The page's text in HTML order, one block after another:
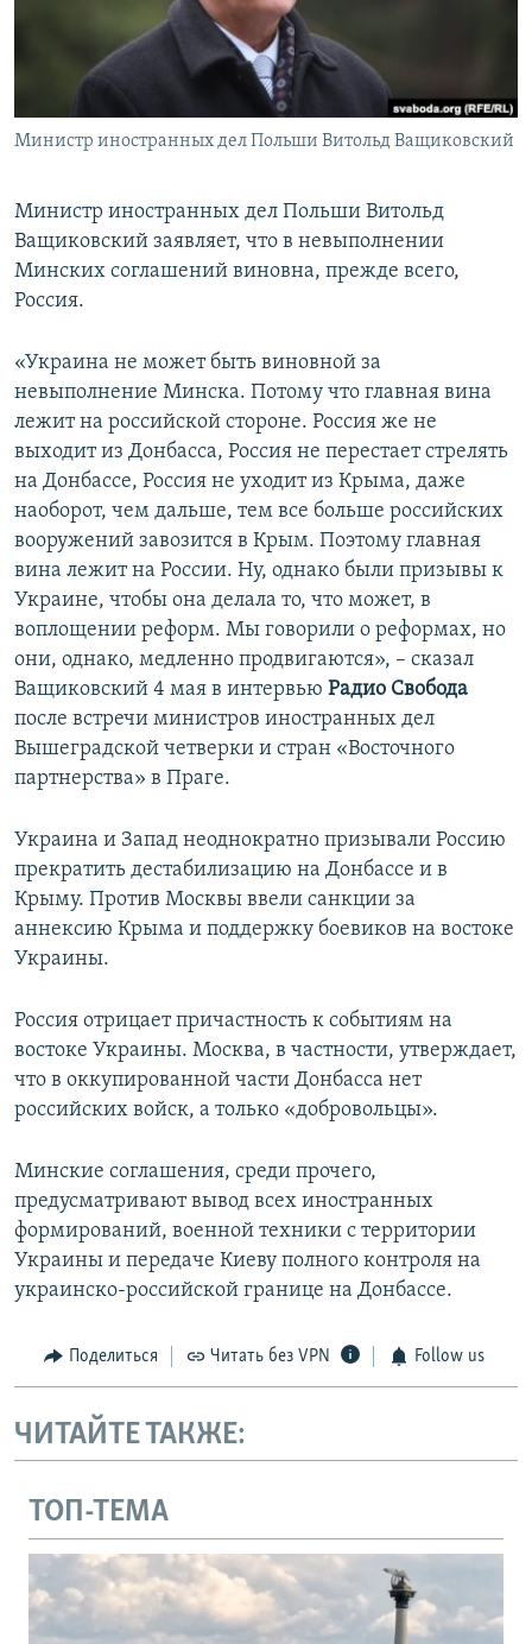
ПОБЕДИТЕЛЕЙ НЕ СУДЯТ?
КРЫМ.НЕПОКОРЕННЫЙ
УКРАИНСКАЯ ПРОБЛЕМА КРЫМА
ПРИСОЕДИНЯЙТЕСЬ!
Министр иностранных дел Польши Витольд Ващиковский
Министр иностранных дел Польши Витольд
Ващиковский заявляет, что в невыполнении
Минских соглашений виновна, прежде всего,
Россия.
«Украина не может быть виновной за
невыполнение Минска. Потому что главная вина
лежит на российской стороне. Россия же не
выходит из Донбасса, Россия не перестает стрелять
на Донбассе, Россия не уходит из Крыма, даже
наоборот, чем дальше, тем все больше российских
вооружений завозится в Крым. Поэтому главная
вина лежит на России. Ну, однако были призывы к
Украине, чтобы она делала то, что может, в
воплощении реформ. Мы говорили о реформах, но
они, однако, медленно продвигаются», – сказал
Ващиковский 4 мая в интервью Радио Свобода
после встречи министров иностранных дел
Вышеградской четверки и стран «Восточного
партнерства» в Праге.
Украина и Запад неоднократно призывали Россию
прекратить дестабилизацию на Донбассе и в
Крыму. Против Москвы ввели санкции за
аннексию Крыма и поддержку боевиков на востоке
Украины.
Россия отрицает причастность к событиям на
востоке Украины. Москва, в частности, утверждает,
что в оккупированной части Донбасса нет
российских войск, а только «добровольцы».
Минские соглашения, среди прочего,
предусматривают вывод всех иностранных
формирований, военной техники с территории
Украины и передаче Киеву полного контроля на
украинско-российской границе на Донбассе.
Поделиться Читать без VPN Follow us
ЧИТАЙТЕ ТАКЖЕ:
ТОП-ТЕМА